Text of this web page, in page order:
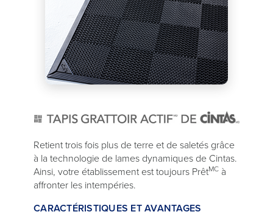
Retient trois fois plus de terre et de saletés grâce
à la technologie de lames dynamiques de Cintas.
Ainsi, votre établissement est toujours PrêtMC à
affronter les intempéries.
CARACTÉRISTIQUES ET AVANTAGES